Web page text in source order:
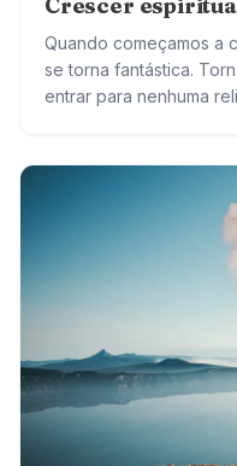
Quando começamos a
se torna fantástica.
entrar para nenhuma